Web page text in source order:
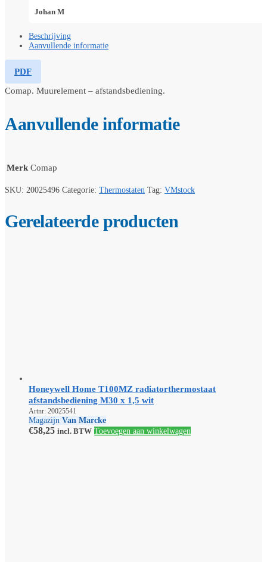
Johan M
Beschrijving
Aanvullende informatie
PDF
Comap. Muurelement – afstandsbediening.
Aanvullende informatie
Merk Comap
SKU: 20025496 Categorie: Thermostaten Tag: VMstock
Gerelateerde producten
Honeywell Home T100MZ radiatorthermostaat
afstandsbediening M30 x 1,5 wit
Artnr: 20025541
Magazijn Van Marcke
€58,25 incl. BTW Toevoegen aan winkelwagen